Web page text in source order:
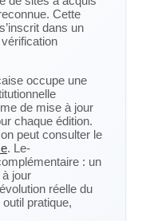
Cette
s’inscrit dans un
occupe une
de mise à jour
chaque édition.
peut consulter le
. Le-
: un
jour
réelle du
pratique,